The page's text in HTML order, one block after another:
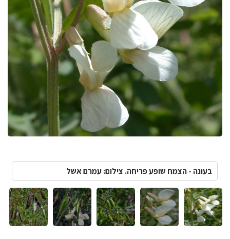
בעונה - הצמח שופע פריחה. צילום: עמרם אשל